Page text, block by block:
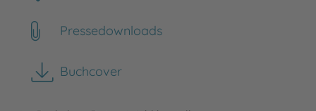
Pressedownloads
Buchcover
herunterladen